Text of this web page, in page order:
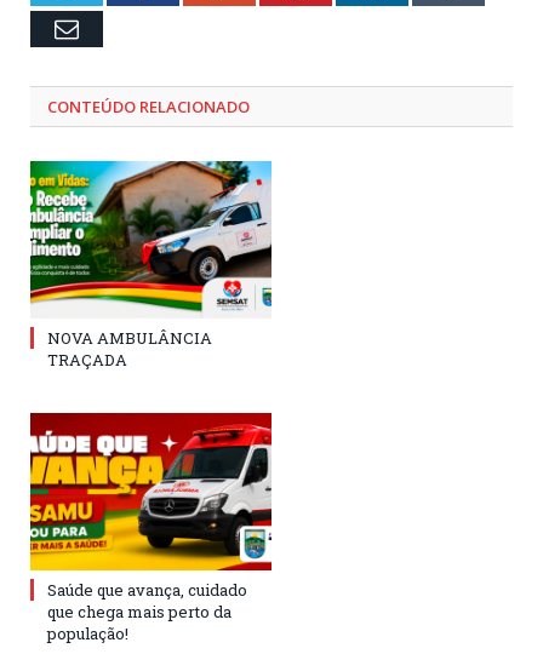
Email
CONTEÚDO RELACIONADO
NOVA AMBULÂNCIA
TRAÇADA
Saúde que avança, cuidado
que chega mais perto da
população!